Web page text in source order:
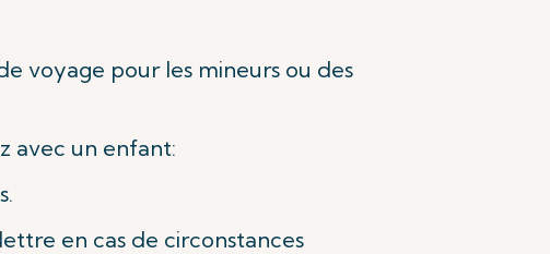
voyage pour les mineurs ou des
avec un enfant:
en cas de circonstances